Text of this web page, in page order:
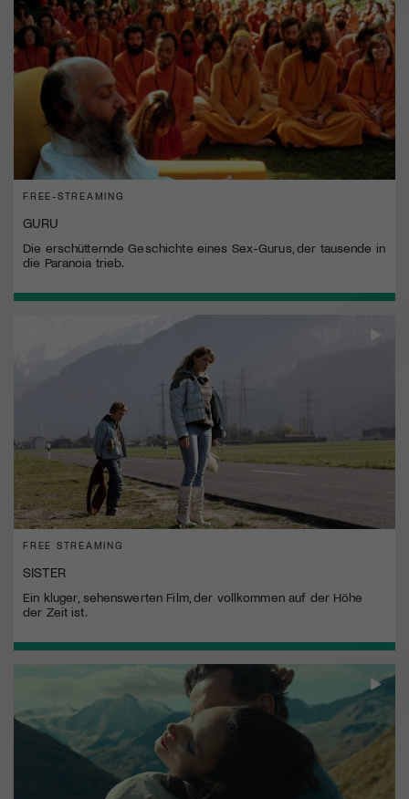
FREE-STREAMING
GURU
Die erschütternde Geschichte eines Sex-Gurus, der tausende in
die Paranoia trieb.
FREE STREAMING
SISTER
Ein kluger, sehenswerten Film, der vollkommen auf der Höhe
der Zeit ist.